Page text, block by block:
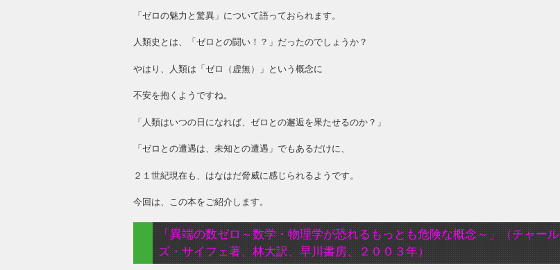
「ゼロの魅力と驚異」について語っておられます。
人類史とは、「ゼロとの闘い！？」だったのでしょうか？
やはり、人類は「ゼロ（虚無）」という概念に
不安を抱くようですね。
「人類はいつの日になれば、ゼロとの邂逅を果たせるのか？」
「ゼロとの遭遇は、未知との遭遇」でもあるだけに、
２１世紀現在も、はなはだ脅威に感じられるようです。
今回は、この本をご紹介します。
「異端の数ゼロ～数学・物理学が恐れるもっとも危険な概念～」（チャール
ズ・サイフェ著、林大訳、早川書房、２００３年）